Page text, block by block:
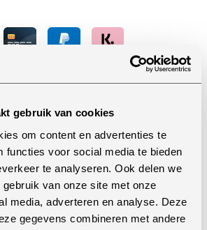
gebruik van cookies
om content en advertenties te
functies voor social media te bieden
te analyseren. Ook delen we
van onze site met onze
media, adverteren en analyse. Deze
gegevens combineren met andere
Whatsapp